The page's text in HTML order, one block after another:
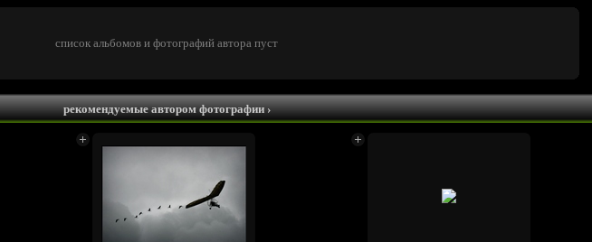
список альбомов и фотографий автора пуст
рекомендуемые автором фотографии›